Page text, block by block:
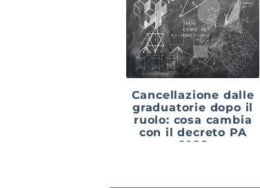
Cancellazione dalle
graduatorie dopo il
ruolo: cosa cambia
con il decreto PA
2026